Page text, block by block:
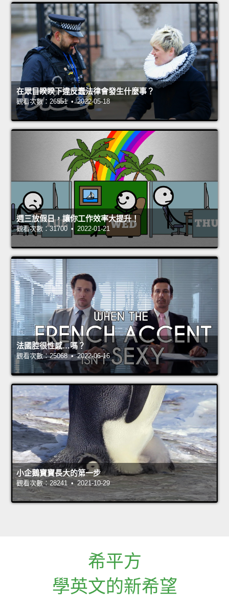
在眾目睽睽下違反蠢法律會發生什麼事？
觀看次數：26551 • 2022-05-18
週三放假日，讓你工作效率大提升！
觀看次數：31700 • 2022-01-21
法國腔很性感…嗎？
觀看次數：25068 • 2022-06-16
小企鵝寶寶長大的第一步
觀看次數：28241 • 2021-10-29
希平方
學英文的新希望